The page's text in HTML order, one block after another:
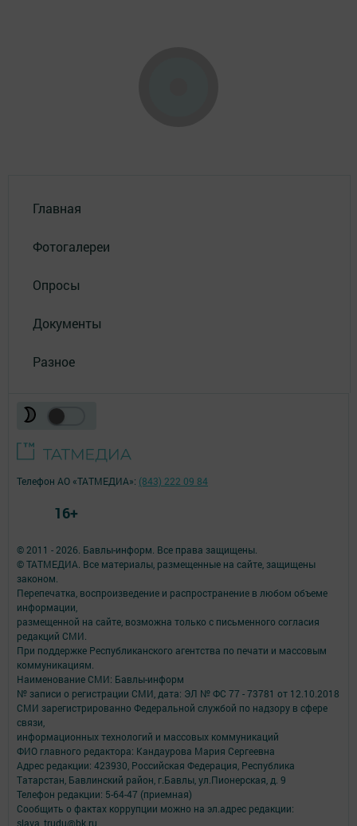
Главная
Фотогалереи
Опросы
Документы
Разное
© 2011 - 2026. Бавлы-информ. Все права защищены.
© ТАТМЕДИА. Все материалы, размещенные на сайте, защищены
законом.
Перепечатка, воспроизведение и распространение в любом объеме
информации,
размещенной на сайте, возможна только с письменного согласия
редакций СМИ.
При поддержке Республиканского агентства по печати и массовым
коммуникациям.
Наименование СМИ: Бавлы-информ
№ записи о регистрации СМИ, дата: ЭЛ № ФС 77 - 73781 от 12.10.2018
СМИ зарегистрированно Федеральной службой по надзору в сфере
связи,
информационных технологий и массовых коммуникаций
ФИО главного редактора: Кандаурова Мария Сергеевна
Адрес редакции: 423930, Российская Федерация, Республика
Татарстан, Бавлинский район, г.Бавлы, ул.Пионерская, д. 9
Телефон редакции: 5-64-47 (приемная)
Сообщить о фактах коррупции можно на эл.адрес редакции:
slava_trudu@bk.ru
Телефон АО «ТАТМЕДИА»: (843) 222 09 84
16+